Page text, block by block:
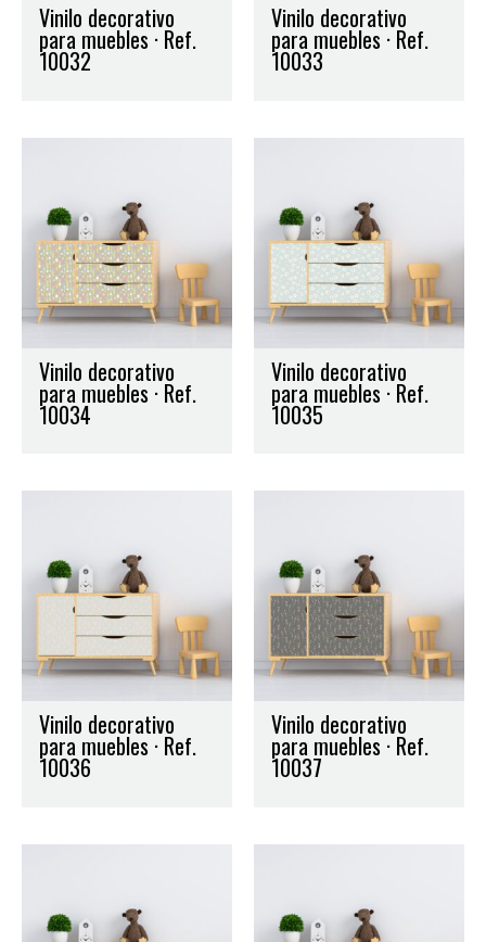
Vinilo decorativo
para muebles · Ref.
10032
Vinilo decorativo
para muebles · Ref.
10033
Vinilo decorativo
para muebles · Ref.
10034
Vinilo decorativo
para muebles · Ref.
10035
Vinilo decorativo
para muebles · Ref.
10036
Vinilo decorativo
para muebles · Ref.
10037